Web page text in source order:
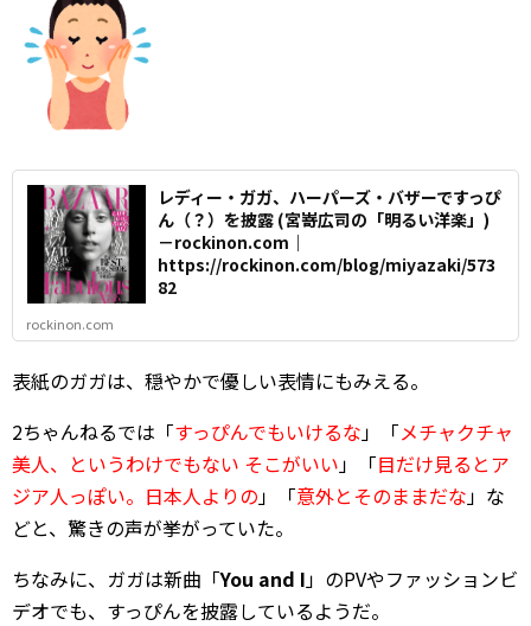
レディー・ガガ、ハーパーズ・バザーですっぴ
ん（？）を披露 (宮嵜広司の「明るい洋楽」)
－rockinon.com｜
https://rockinon.com/blog/miyazaki/573
82
rockinon.com
表紙のガガは、穏やかで優しい表情にもみえる。
2ちゃんねるでは「すっぴんでもいけるな」「メチャクチャ
美人、というわけでもない そこがいい」「目だけ見るとア
ジア人っぽい。日本人よりの」「意外とそのままだな」な
どと、驚きの声が挙がっていた。
ちなみに、ガガは新曲「You and I」のPVやファッションビ
デオでも、すっぴんを披露しているようだ。